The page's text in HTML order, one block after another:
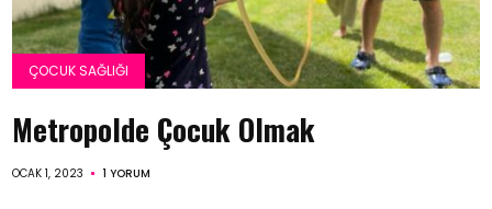
ÇOCUK SAĞLIĞI
Metropolde Çocuk Olmak
OCAK 1, 2023 1 YORUM